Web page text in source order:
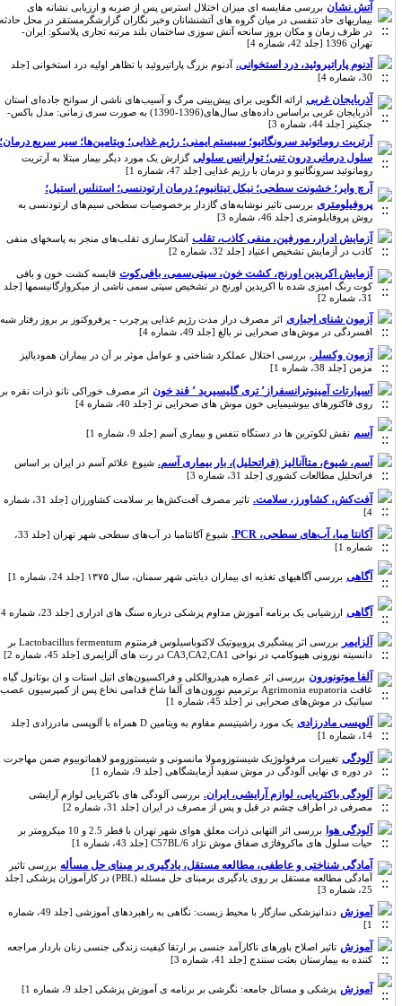
آتش نشان بررسی مقایسه ای میزان اختلال استرس پس از ضربه و ارزیابی نشانه های
بیماریهای حاد تنفسی در میان گروه های آتشنشانان وخبر نگاران گزارشگرمستقر در محل حادثه
در ظرف زمان و مکان بروز سانحه آتش سوزی ساختمان بلند مرتبه تجاری پلاسکو: ایران-
تهران 1396 [جلد 42، شماره 4]
آدنوم پاراتیروئید، درد استخوانی. آدنوم بزرگ پاراتیروئید با تظاهر اولیه درد استخوانی [جلد
30، شماره 4]
آذربایجان غربی ارائه الگویی برای پیش‌بینی مرگ‌ و آسیب‌های ناشی از سوانح جاده‌ای استان
آذربایجان غربی براساس داده‌های سال‌های(1396-1390) به صورت سری زمانی: مدل باکس-
جنکینز [جلد 44، شماره 3]
آرتریت روماتوئید سرونگاتیو؛ سیستم ایمنی؛ رژیم غذایی؛ ویتامین‌ها؛ سیر سریع درمان؛
سلول درمانی درون تنی؛ تولرانس سلولی گزارش یک مورد دیگر بیمار مبتلا به آرتریت
روماتوئید سرونگاتیو و درمان با رژیم غذایی [جلد 47، شماره 1]
آرچ وایر؛ خشونت سطحی؛ نیکل تیتانیوم؛ درمان ارتودنسی؛ استنلس استیل؛
پروفیلومتری بررسی تاثیر نوشابه‌های گازدار برخصوصیات سطحی سیم‌های ارتودنسی به
روش پروفایلومتری [جلد 46، شماره 3]
آزمایش ادرار، مورفین، منفی کاذب، تقلب آشکارسازی تقلب‌های منجر به پاسخهای منفی
کاذب در آزمایش تشخیص اعتیاد [جلد 32، شماره 2]
آزمایش اکریدین اورنج، کشت خون، سپتی‌سمی، بافی‌کوت قایسه کشت خون و بافی
کوت رنگ امیزی شده با اکریدین اورنج در تشخیص سپتی سمی ناشی از میکروارگانیسمها [جلد
31، شماره 2]
آزمون شنای اجباری اثر مصرف دراز مدت رژیم غذایی پرچرب - پرفروکتوز بر بروز رفتار شبه
افسردگی در موش‌های صحرایی نر بالغ [جلد 49، شماره 4]
آزمون وکسلر. بررسی اختلال عملکرد شناختی و عوامل موثر بر آن در بیماران همودیالیز
مزمن [جلد 38، شماره 1]
آسپارتات آمینوترانسفراز٬ تری گلیسیرید ٬ قند خون
اثر مصرف خوراکی نانو ذرات نقره بر
روی فاکتورهای بیوشیمیایی خون موش های صحرایی نر [جلد 40، شماره 4]
آسم نقش لکوترین ها در دستگاه تنفس و بیماری آسم [جلد 9، شماره 1]
آسم، شیوع، متاآنالیز (فراتحلیل)، بار بیماری آسم. شیوع علائم آسم در ایران بر اساس
فراتحلیل مطالعات کشوری [جلد 31، شماره 3]
آفت‌کش، کشاورز، سلامت.
تاثیر مصرف آفت‌کش‌ها بر سلامت کشاورزان [جلد 31، شماره
4]
آکانتا مبا، آب‌های سطحی، PCR.
شیوع آکانتامبا در آب‌های سطحی شهر تهران [جلد 33،
شماره 1]
آگاهی بررسی آگاهیهای تغذیه ای بیماران دیابتی شهر سمنان، سال ۱۳۷۵ [جلد 24، شماره 1]
آگاهی ارزشیابی یک برنامه آموزش مداوم پزشکی درباره سنگ های ادراری [جلد 23، شماره 4]
آلزایمر
بررسی اثر پیشگیری پروبیوتیک لاکتوباسیلوس فرمنتوم Lactobacillus fermentum بر
دانسیته نورونی هیپوکامپ در نواحی CA3,CA2,CA1 در رت های آلزایمری [جلد 45، شماره 2]
آلفا موتونورون بررسی اثر عصاره هیدروالکلی و فراکسیون‌های اتیل استات و ان بوتانول گیاه
غافث Agrimonia eupatoria برترمیم نورون‌های آلفا شاخ قدامی نخاع پس از کمپرسیون عصب
سیاتیک در موش‌های صحرایی نر [جلد 45، شماره 1]
آلوپسی مادرزادی
یک مورد راشیتیسم مقاوم به ویتامین D همراه با آلوپسی مادرزادی [جلد
14، شماره 1]
آلودگی تغییرات مرفولوژیک شیستوزومولا مانسونی و شیستوزومو لاهماتوبیوم ضمن مهاجرت
در دوره ی نهایی آلودگی در موش سفید آزمایشگاهی [جلد 9، شماره 1]
آلودگی باکتریایی، لوازم آرایشی، ایران.
بررسی آلودگی های باکتریایی لوازم آرایشی
مصرفی در اطراف چشم در قبل و پس از مصرف در ایران [جلد 31، شماره 2]
آلودگی هوا
بررسی اثر التهابی ذرات معلق هوای شهر تهران با قطر 2.5 و 10 میکرومتر بر
حیات سلول های ماکروفاژی صفاق موش نژاد C57BL/6 [جلد 43، شماره 1]
آمادگی شناختی و عاطفی، مطالعه مستقل، یادگیری بر مبنای حل مسأله بررسی تاثیر
آمادگی مطالعه مستقل بر روی یادگیری برمبنای حل مسئله (PBL) در کارآموزان پزشکی [جلد
25، شماره 3]
آموزش
دندانپزشکی سازگار با محیط زیست: نگاهی به راهبردهای آموزشی [جلد 49، شماره
1]
آموزش تاثیر اصلاح باورهای ناکارآمد جنسی بر ارتقا کیفیت زندگی جنسی زنان باردار مراجعه
کننده به بیمارستان بعثت سنندج [جلد 41، شماره 3]
آموزش پزشکی و مسائل جامعه: نگرشی بر برنامه ی آموزش پزشکی [جلد 9، شماره 1]